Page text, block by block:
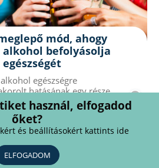
Süti beállítások
mód, ahogy
alkohol befolyásolja
egészségét
egészségre
​​hatásának egy része
mások azonban
lehetnek. Van hat
ismert hatás, amelyet
gyakorol a
használ, elfogadod
őket?
és beállításokért kattints ide
ELFOGADOM